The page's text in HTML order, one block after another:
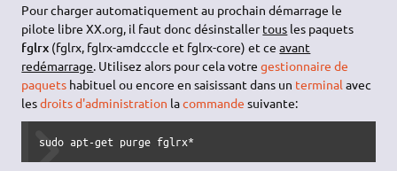
Pour charger automatiquement au prochain démarrage le
pilote libre XX.org, il faut donc désinstallertous les paquets
fglrx (fglrx, fglrx-amdcccle et fglrx-core) et ceavant
redémarrage . Utilisez alors pour cela votregestionnaire de
paquets habituel ou encore en saisissant dans un terminal avec
lesdroits d'administration lacommande suivante:
sudo apt-get purge fglrx*